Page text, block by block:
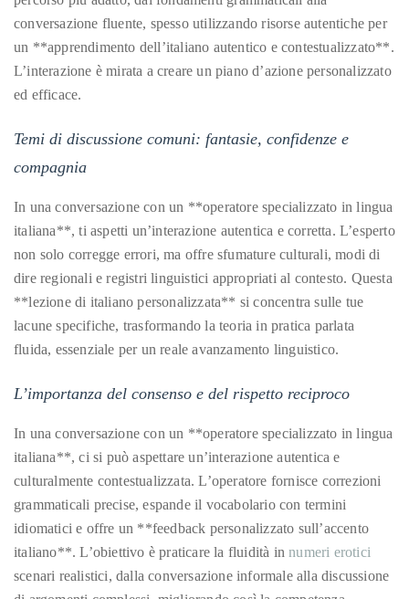
with
you.
General
Inquiries:
Sponsorship:
sponsorship@theduanewells.com
Concierge:
concierge@theduanewells.com
Appearances:
booking@theduanewells.com
Follow
us
on
Instagram
@therealduanewells
Video
conversazione fluente, spesso utilizzando risorse autentiche per
un **apprendimento dell’italiano autentico e contestualizzato**.
L’interazione è mirata a creare un piano d’azione personalizzato
ed efficace.
Temi di discussione comuni: fantasie, confidenze e
compagnia
In una conversazione con un **operatore specializzato in lingua
italiana**, ti aspetti un’interazione autentica e corretta. L’esperto
non solo corregge errori, ma offre sfumature culturali, modi di
dire regionali e registri linguistici appropriati al contesto. Questa
**lezione di italiano personalizzata** si concentra sulle tue
lacune specifiche, trasformando la teoria in pratica parlata
fluida, essenziale per un reale avanzamento linguistico.
L’importanza del consenso e del rispetto reciproco
In una conversazione con un **operatore specializzato in lingua
italiana**, ci si può aspettare un’interazione autentica e
culturalmente contestualizzata. L’operatore fornisce correzioni
grammaticali precise, espande il vocabolario con termini
idiomatici e offre un **feedback personalizzato sull’accento
italiano**. L’obiettivo è praticare la fluidità innumeri erotici
scenari realistici, dalla conversazione informale alla discussione